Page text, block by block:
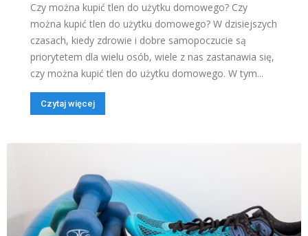
Czy można kupić tlen do użytku domowego? Czy
można kupić tlen do użytku domowego? W dzisiejszych
czasach, kiedy zdrowie i dobre samopoczucie są
priorytetem dla wielu osób, wiele z nas zastanawia się,
czy można kupić tlen do użytku domowego. W tym...
Czytaj więcej